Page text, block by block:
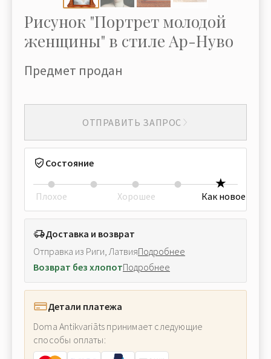
Рисунок "Портрет молодой
женщины" в стиле Ар-Нуво
Предмет продан
ОТПРАВИТЬ ЗАПРОС
Состояние
Плохое Хорошее Как новое
Доставка и возврат
Отправка из Риги, ЛатвияПодробнее
Возврат без хлопотПодробнее
Детали платежа
Doma Antikvariāts принимает следующие
способы оплаты: